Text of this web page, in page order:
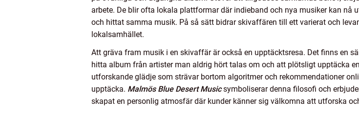
arbete. De blir ofta lokala plattformar där indieband och nya musiker kan
och hittat samma musik. På så sätt bidrar skivaffären till ett varierat och
lokalsamhället.
Att gräva fram musik i en skivaffär är också en upptäcktsresa. Det finns en
hitta album från artister man aldrig hört talas om och att plötsligt upptäcka
utforskande glädje som strävar bortom algoritmer och rekommendationer
upptäcka. Malmös Blue Desert Music symboliserar denna filosofi och
skapat en personlig atmosfär där kunder känner sig välkomna att utforska